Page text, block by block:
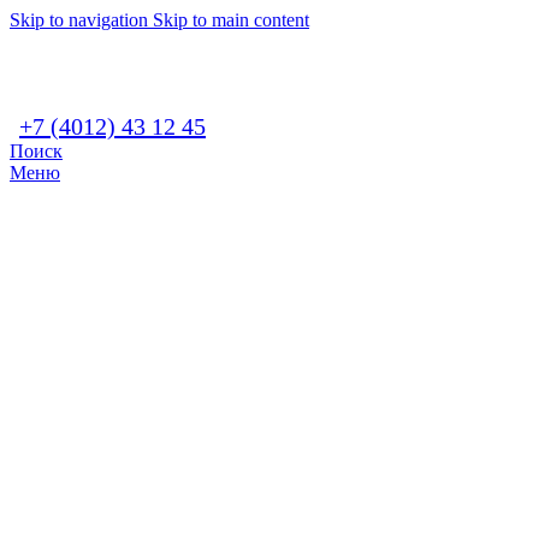
Skip to navigation Skip to main content
+7 (4012) 43 12 45
Поиск
Меню